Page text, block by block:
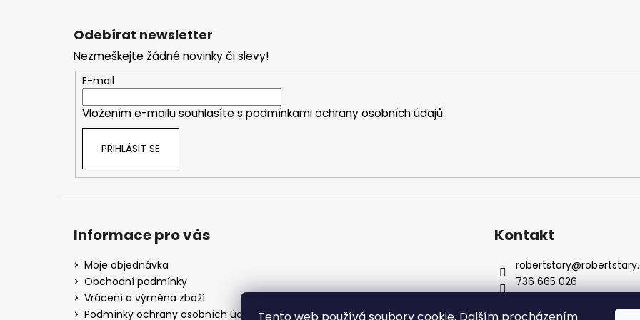
Odebírat newsletter
Nezmeškejte žádné novinky či slevy!
E-mail
Vložením e-mailu souhlasíte s podmínkami ochrany osobních údajů
PŘIHLÁSIT SE
Informace pro vás
Moje objednávka
Obchodní podmínky
Vrácení a výměna zboží
Podmínky ochrany osobních údajů
Kontakt
robertstary@
736 665 026